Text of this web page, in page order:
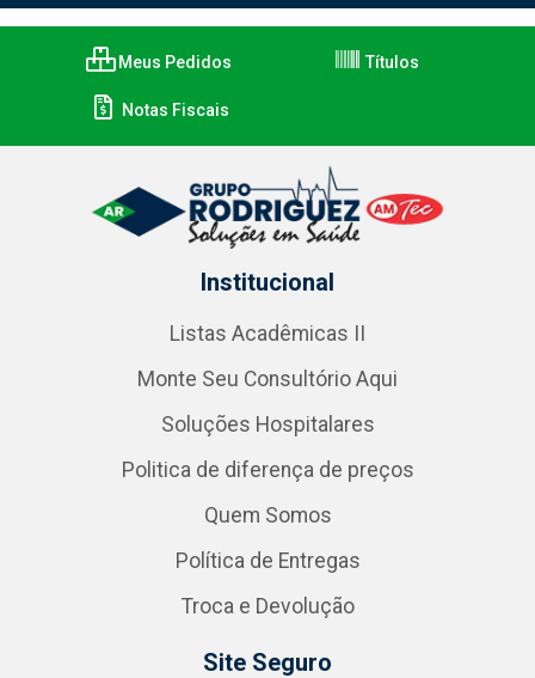
Meus Pedidos Títulos
Notas Fiscais
Institucional
Listas Acadêmicas II
Monte Seu Consultório Aqui
Soluções Hospitalares
Politica de diferença de preços
Quem Somos
Política de Entregas
Troca e Devolução
Site Seguro